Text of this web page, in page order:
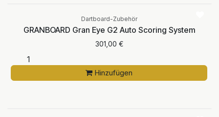
Dartboard-Zubehör
GRANBOARD Gran Eye G2 Auto Scoring System
301,00 €
Hinzufügen